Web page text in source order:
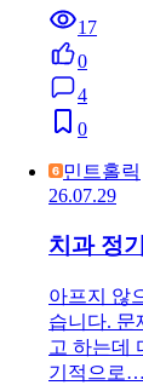
17
0
4
0
민트홀릭
26.07.29
치과 정
아프지 않
습니다. 문
고 하는데
기적으로…